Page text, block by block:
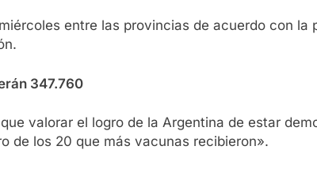
entre las provincias de acuerdo con
347.760
valorar el logro de la Argentina de estar
de los 20 que más vacunas recibieron».